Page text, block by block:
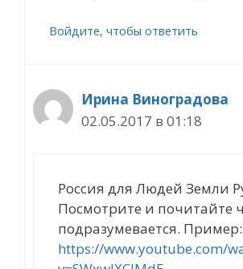
Войдите, чтобы ответить
Ирина Виноградова
02.05.2017 в 01:18
Россия для Людей Земли
Посмотрите и почитайте
подразумевается. Пример:
https://www.youtube.com/